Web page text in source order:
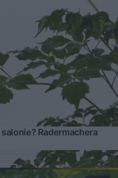
Radermachera